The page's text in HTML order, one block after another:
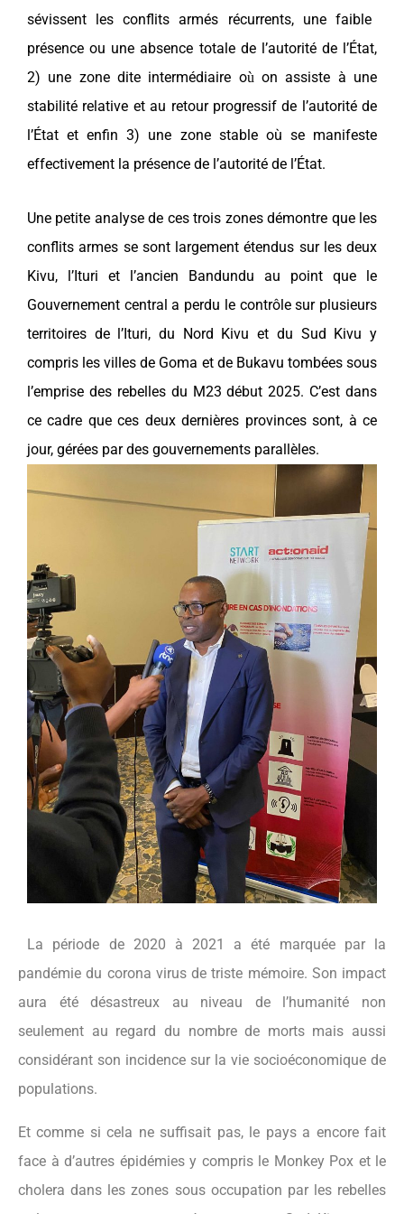
sévissent les conflits armés récurrents, une faible
présence ou une absence totale de l’autorité de l’État,
2) une zone dite intermédiaire oùon assiste à une
stabilité relative et au retour progressif de l’autorité de
l’État et enfin 3) une zone stable où se manifeste
effectivement la présence de l’autorité de l’État.
Une petite analyse de ces trois zones démontre que les
conflits armes se sont largement étendus sur les deux
Kivu, l’Ituri et l’ancien Bandundu au point que le
Gouvernement central a perdu le contrôle sur plusieurs
territoires de l’Ituri, du Nord Kivu et du Sud Kivu y
compris les villes de Goma et de Bukavu tombées sous
l’emprise des rebelles du M23 début 2025. C’est dans
ce cadre que ces deux dernières provinces sont, à ce
jour, gérées par des gouvernements parallèles.
La période de 2020 à 2021 a été marquée par la
pandémie du corona virus de triste mémoire. Son impact
aura été désastreux au niveau de l’humanité non
seulement au regard du nombre de morts mais aussi
considérant son incidence sur la vie socioéconomique de
populations.
Et comme si cela ne suffisait pas, le pays a encore fait
face à d’autres épidémies y compris le Monkey Pox et le
cholera dans les zones sous occupation par les rebelles